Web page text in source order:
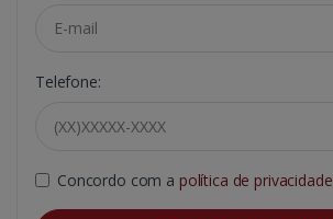
Telefone:
Concordo com a política de privacidade